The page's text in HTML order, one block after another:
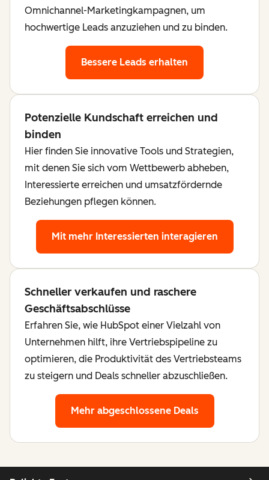
Omnichannel-Marketingkampagnen, um
hochwertige Leads anzuziehen und zu binden.
Bessere Leads erhalten
Potenzielle Kundschaft erreichen und
binden
Hier finden Sie innovative Tools und Strategien,
mit denen Sie sich vom Wettbewerb abheben,
Interessierte erreichen und umsatzfördernde
Beziehungen pflegen können.
Mit mehr Interessierten interagieren
Schneller verkaufen und raschere
Geschäftsabschlüsse
Erfahren Sie, wie HubSpot einer Vielzahl von
Unternehmen hilft, ihre Vertriebspipeline zu
optimieren, die Produktivität des Vertriebsteams
zu steigern und Deals schneller abzuschließen.
Mehr abgeschlossene Deals